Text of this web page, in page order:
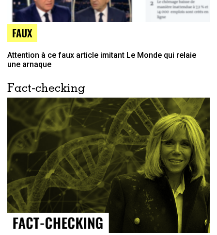
FAUX
Attention à ce faux article imitant Le Monde qui relaie
une arnaque
Fact-checking